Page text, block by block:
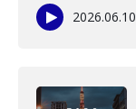
2026.06.10